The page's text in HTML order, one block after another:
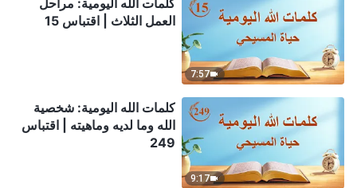
7:57
كلمات الله اليومية: مراحل
العمل الثلاث | اقتباس 15
9:17
كلمات الله اليومية: شخصية
الله وما لديه وماهيته | اقتباس
249